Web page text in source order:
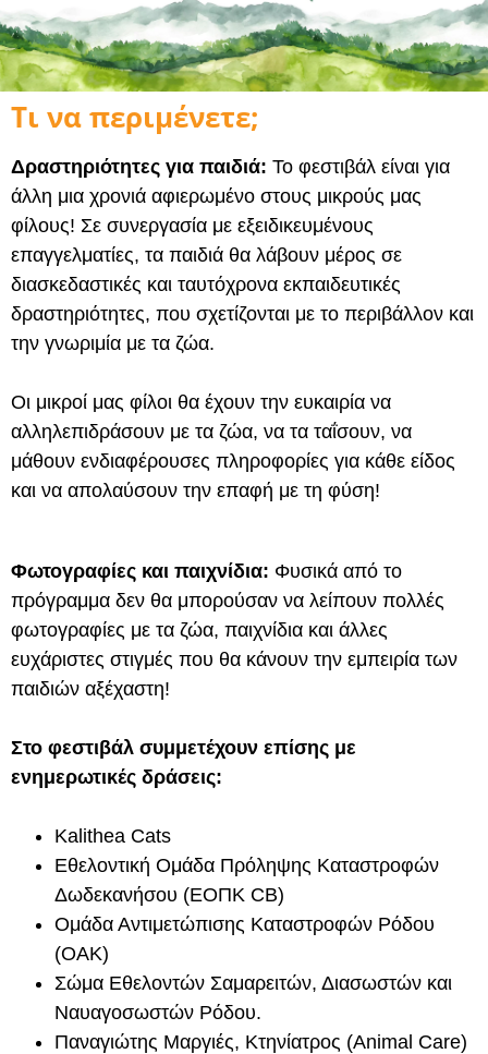
Τι να περιμένετε;
Δραστηριότητες για παιδιά: Το φεστιβάλ είναι για
άλλη μια χρονιά αφιερωμένο στους μικρούς μας
φίλους! Σε συνεργασία με εξειδικευμένους
επαγγελματίες, τα παιδιά θα λάβουν μέρος σε
διασκεδαστικές και ταυτόχρονα εκπαιδευτικές
δραστηριότητες, που σχετίζονται με το περιβάλλον και
την γνωριμία με τα ζώα.
Οι μικροί μας φίλοι θα έχουν την ευκαιρία να
αλληλεπιδράσουν με τα ζώα, να τα ταΐσουν, να
μάθουν ενδιαφέρουσες πληροφορίες για κάθε είδος
και να απολαύσουν την επαφή με τη φύση!
Φωτογραφίες και παιχνίδια: Φυσικά από το
πρόγραμμα δεν θα μπορούσαν να λείπουν πολλές
φωτογραφίες με τα ζώα, παιχνίδια και άλλες
ευχάριστες στιγμές που θα κάνουν την εμπειρία των
παιδιών αξέχαστη!
Στο φεστιβάλ συμμετέχουν επίσης με
ενημερωτικές δράσεις:
Kalithea Cats
Εθελοντική Ομάδα Πρόληψης Καταστροφών
Δωδεκανήσου (ΕΟΠΚ CB)
Ομάδα Αντιμετώπισης Καταστροφών Ρόδου
(ΟΑΚ)
Σώμα Εθελοντών Σαμαρειτών, Διασωστών και
Ναυαγοσωστών Ρόδου.
Παναγιώτης Μαργιές, Κτηνίατρος (Animal Care)